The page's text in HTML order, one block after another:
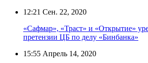
12:21 Сен. 22, 2020
«Сафмар», «Траст» и «Открытие»
претензии ЦБ по делу «Бинбанка»
15:55 Апрель 14, 2020